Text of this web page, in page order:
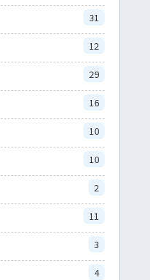
31
12
29
16
10
10
2
11
3
4